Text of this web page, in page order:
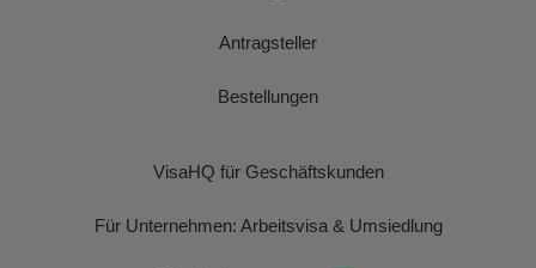
Antragsteller
Bestellungen
VisaHQ für Geschäftskunden
Für Unternehmen: Arbeitsvisa & Umsiedlung